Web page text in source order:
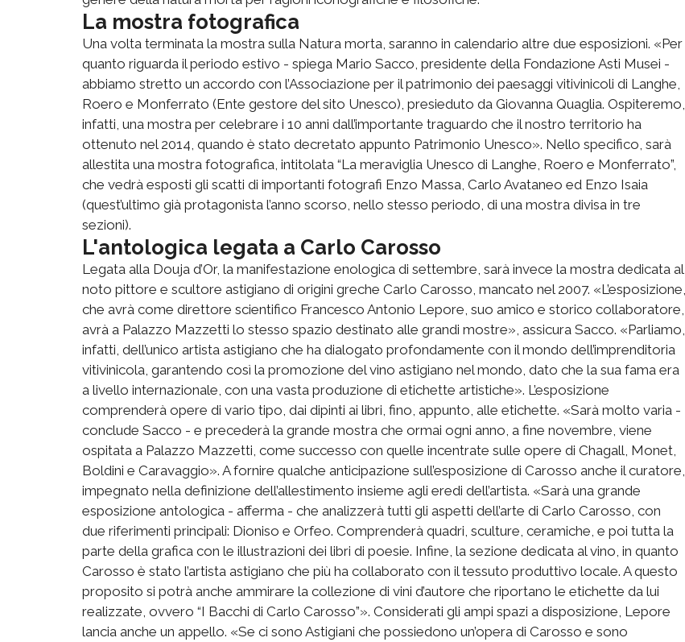
La mostra fotografica
Una volta terminata la mostra sulla Natura morta, saranno in calendario altre due esposizioni. «Per
quanto riguarda il periodo estivo - spiega Mario Sacco, presidente della Fondazione Asti Musei -
abbiamo stretto un accordo con l’Associazione per il patrimonio dei paesaggi vitivinicoli di Langhe,
Roero e Monferrato (Ente gestore del sito Unesco), presieduto da Giovanna Quaglia. Ospiteremo,
infatti, una mostra per celebrare i 10 anni dall’importante traguardo che il nostro territorio ha
ottenuto nel 2014, quando è stato decretato appunto Patrimonio Unesco». Nello specifico, sarà
allestita una mostra fotografica, intitolata “La meraviglia Unesco di Langhe, Roero e Monferrato”,
che vedrà esposti gli scatti di importanti fotografi Enzo Massa, Carlo Avataneo ed Enzo Isaia
(quest’ultimo già protagonista l’anno scorso, nello stesso periodo, di una mostra divisa in tre
sezioni).
L'antologica legata a Carlo Carosso
Legata alla Douja d’Or, la manifestazione enologica di settembre, sarà invece la mostra dedicata al
noto pittore e scultore astigiano di origini greche Carlo Carosso, mancato nel 2007. «L’esposizione,
che avrà come direttore scientifico Francesco Antonio Lepore, suo amico e storico collaboratore,
avrà a Palazzo Mazzetti lo stesso spazio destinato alle grandi mostre», assicura Sacco. «Parliamo,
infatti, dell’unico artista astigiano che ha dialogato profondamente con il mondo dell’imprenditoria
vitivinicola, garantendo così la promozione del vino astigiano nel mondo, dato che la sua fama era
a livello internazionale, con una vasta produzione di etichette artistiche». L’esposizione
comprenderà opere di vario tipo, dai dipinti ai libri, fino, appunto, alle etichette. «Sarà molto varia -
conclude Sacco - e precederà la grande mostra che ormai ogni anno, a fine novembre, viene
ospitata a Palazzo Mazzetti, come successo con quelle incentrate sulle opere di Chagall, Monet,
Boldini e Caravaggio». A fornire qualche anticipazione sull’esposizione di Carosso anche il curatore,
impegnato nella definizione dell’allestimento insieme agli eredi dell’artista. «Sarà una grande
esposizione antologica - afferma - che analizzerà tutti gli aspetti dell’arte di Carlo Carosso, con
due riferimenti principali: Dioniso e Orfeo. Comprenderà quadri, sculture, ceramiche, e poi tutta la
parte della grafica con le illustrazioni dei libri di poesie. Infine, la sezione dedicata al vino, in quanto
Carosso è stato l’artista astigiano che più ha collaborato con il tessuto produttivo locale. A questo
proposito si potrà anche ammirare la collezione di vini d’autore che riportano le etichette da lui
realizzate, ovvero “I Bacchi di Carlo Carosso”». Considerati gli ampi spazi a disposizione, Lepore
lancia anche un appello. «Se ci sono Astigiani che possiedono un’opera di Carosso e sono